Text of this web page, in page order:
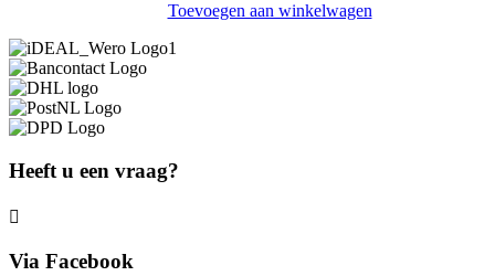
Toevoegen aan winkelwagen
Heeft u een vraag?
Via Facebook